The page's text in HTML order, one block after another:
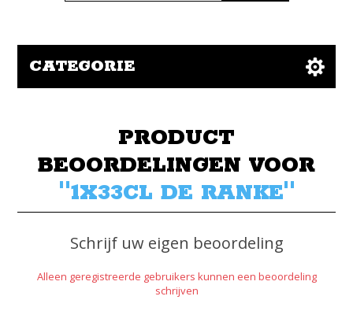
CATEGORIE
PRODUCT
BEOORDELINGEN VOOR
1X33CL DE RANKE
Schrijf uw eigen beoordeling
Alleen geregistreerde gebruikers kunnen een beoordeling
schrijven